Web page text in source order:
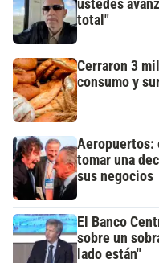
ustedes
total"
Cerraron 3
consumo y
Aeropuertos:
tomar una
sus negocios
El Banco
sobre un
lado están"